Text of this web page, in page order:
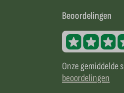
Beoordelingen
Onze gemiddelde
beoordelingen